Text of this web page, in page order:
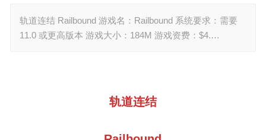
轨道连结 Railbound 游戏名：Railbound 系统要求：需要
11.0 或更高版本 游戏大小：184M 游戏资费：$4.…
轨道连结